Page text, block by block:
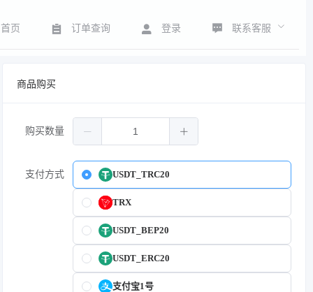
首页 订单查询 登录 联系客服
商品购买
购买数量
支付方式 USDT_TRC20
TRX
USDT_BEP20
USDT_ERC20
支付宝1号